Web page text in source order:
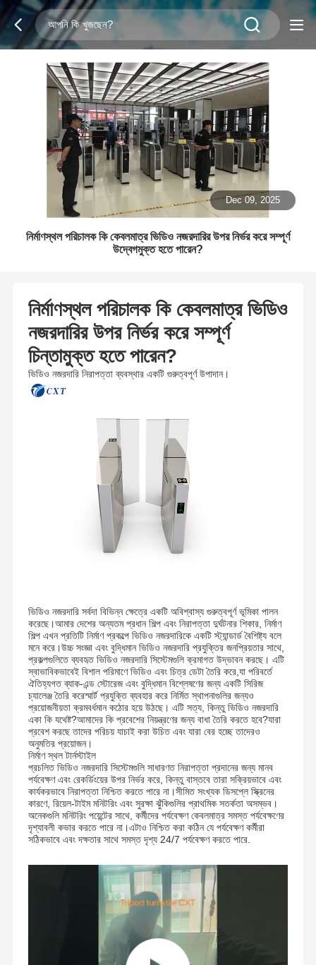
Dec 09, 2025
নির্মাণস্থল পরিচালক কি কেবলমাত্র ভিডিও নজরদারির উপর নির্ভর করে সম্পূর্ণ
উদ্বেগমুক্ত হতে পারেন?
নির্মাণস্থল পরিচালক কি কেবলমাত্র ভিডিও
নজরদারির উপর নির্ভর করে সম্পূর্ণ
চিন্তামুক্ত হতে পারেন?
ভিডিও নজরদারি নিরাপত্তা ব্যবস্থার একটি গুরুত্বপূর্ণ উপাদান।
ভিডিও নজরদারি সর্বদা বিভিন্ন ক্ষেত্রে একটি অবিশ্বাস্য গুরুত্বপূর্ণ ভূমিকা পালন
করেছে।আমার দেশের অন্যতম প্রধান শিল্প এবং নিরাপত্তা দুর্ঘটনার শিকার, নির্মাণ
শিল্প এখন প্রতিটি নির্মাণ প্রকল্পে ভিডিও নজরদারিকে একটি স্ট্যান্ডার্ড বৈশিষ্ট্য বলে
মনে করে।উচ্চ সংজ্ঞা এবং বুদ্ধিমান ভিডিও নজরদারি প্রযুক্তির জনপ্রিয়তার সাথে,
প্রকল্পগুলিতে ব্যবহৃত ভিডিও নজরদারি সিস্টেমগুলি ক্রমাগত উদ্ভাবন করছে। এটি
স্বাভাবিকভাবেই বিশাল পরিমাণে ভিডিও এবং চিত্র ডেটা তৈরি করে,যা পরিবর্তে
ঐতিহ্যগত ব্যাক-এন্ড স্টোরেজ এবং বুদ্ধিমান বিশ্লেষণের জন্য একটি সিরিজ
চ্যালেঞ্জ তৈরি করেস্মার্ট প্রযুক্তি ব্যবহার করে নির্মিত স্থাপনাগুলির জন্যও
প্রয়োজনীয়তা ক্রমবর্ধমান কঠোর হয়ে উঠছে। এটি সত্য, কিন্তু ভিডিও নজরদারি
একা কি যথেষ্ট?আমাদের কি প্রবেশের নিয়ন্ত্রণের জন্য বাধা তৈরি করতে হবে?যারা
প্রবেশ করছে তাদের পরিচয় যাচাই করা উচিত এবং যারা বের হচ্ছে তাদেরও
অনুমতির প্রয়োজন।
নির্মাণ স্থল টার্নস্টাইল
প্রচলিত ভিডিও নজরদারি সিস্টেমগুলি সাধারণত নিরাপত্তা প্রদানের জন্য মানব
পর্যবেক্ষণ এবং রেকর্ডিংয়ের উপর নির্ভর করে, কিন্তু বাস্তবে তারা সক্রিয়ভাবে এবং
কার্যকরভাবে নিরাপত্তা নিশ্চিত করতে পারে না।সীমিত সংখ্যক ডিসপ্লে স্ক্রিনের
কারণে, রিয়েল-টাইম মনিটরিং এবং সুরক্ষা ঝুঁকিগুলির প্রাথমিক সতর্কতা অসম্ভব।
অনেকগুলি মনিটরিং পয়েন্টের সাথে, কর্মীদের পর্যবেক্ষণ কেবলমাত্র সমস্ত পর্যবেক্ষণের
দৃশ্যাবলী কভার করতে পারে না।এটাও নিশ্চিত করা কঠিন যে পর্যবেক্ষণ কর্মীরা
সঠিকভাবে এবং দক্ষতার সাথে সমস্ত দৃশ্য 24/7 পর্যবেক্ষণ করতে পারে.